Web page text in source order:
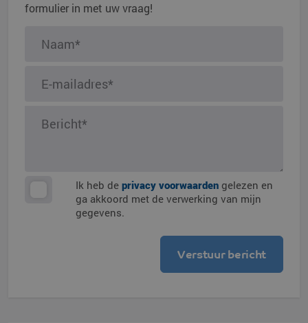
formulier in met uw vraag!
Ik heb de privacy voorwaarden gelezen en
ga akkoord met de verwerking van mijn
gegevens.